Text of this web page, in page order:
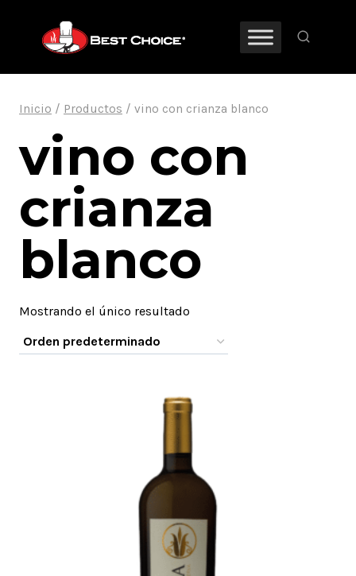
contenido
Inicio / Productos / vino con crianza blanco
vino con
crianza
blanco
Mostrando el único resultado